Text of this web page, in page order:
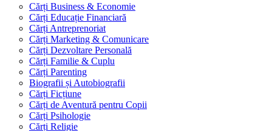
Cărți Business & Economie
Cărți Educație Financiară
Cărți Antreprenoriat
Cărți Marketing & Comunicare
Cărți Dezvoltare Personală
Cărți Familie & Cuplu
Cărți Parenting
Biografii și Autobiografii
Cărți Ficțiune
Cărți de Aventură pentru Copii
Cărți Psihologie
Cărți Religie